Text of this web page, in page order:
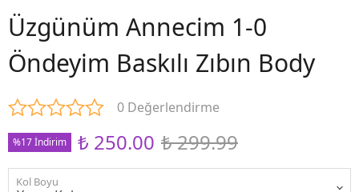
Üzgünüm Annecim 1-0
Öndeyim Baskılı Zıbın Body
0 Değerlendirme
%17 İndirim ₺ 250.00 ₺ 299.99
Kol Boyu